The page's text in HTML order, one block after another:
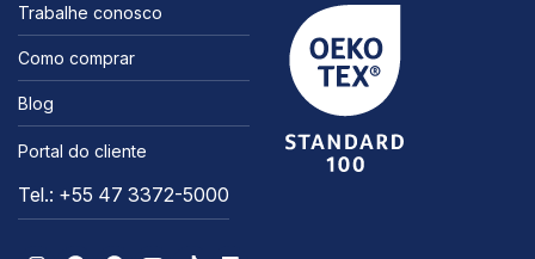
Trabalhe conosco
Como comprar
Blog
Portal do cliente
Tel.: +55 47 3372-5000